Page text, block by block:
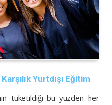
Yurtdışı Eğitim
tüketildiği bu yüzden her